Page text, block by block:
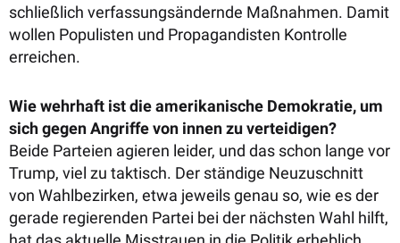
schließlich verfassungsändernde Maßnahmen. Damit
wollen Populisten und Propagandisten Kontrolle
erreichen.
Wie wehrhaft ist die amerikanische Demokratie, um
sich gegen Angriffe von innen zu verteidigen?
Beide Parteien agieren leider, und das schon lange vor
Trump, viel zu taktisch. Der ständige Neuzuschnitt
von Wahlbezirken, etwa jeweils genau so, wie es der
gerade regierenden Partei bei der nächsten Wahl hilft,